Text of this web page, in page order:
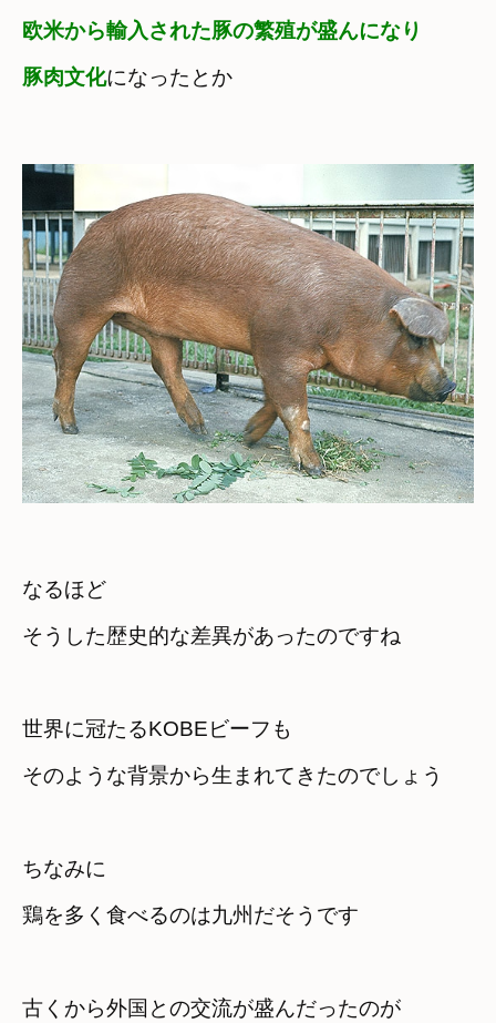
欧米から輸入された豚の繁殖が盛んになり
豚肉文化になったとか
なるほど
そうした歴史的な差異があったのですね
世界に冠たるKOBEビーフも
そのような背景から生まれてきたのでしょう
ちなみに
鶏を多く食べるのは九州だそうです
古くから外国との交流が盛んだったのが